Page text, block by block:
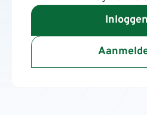
Inloggen